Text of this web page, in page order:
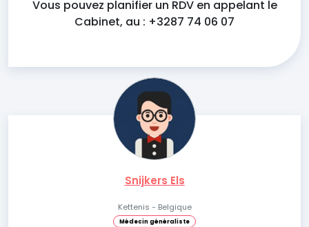
Vous pouvez planifier un RDV en appelant le
Cabinet, au : +3287 74 06 07
Snijkers Els
Kettenis - Belgique
Médecin généraliste